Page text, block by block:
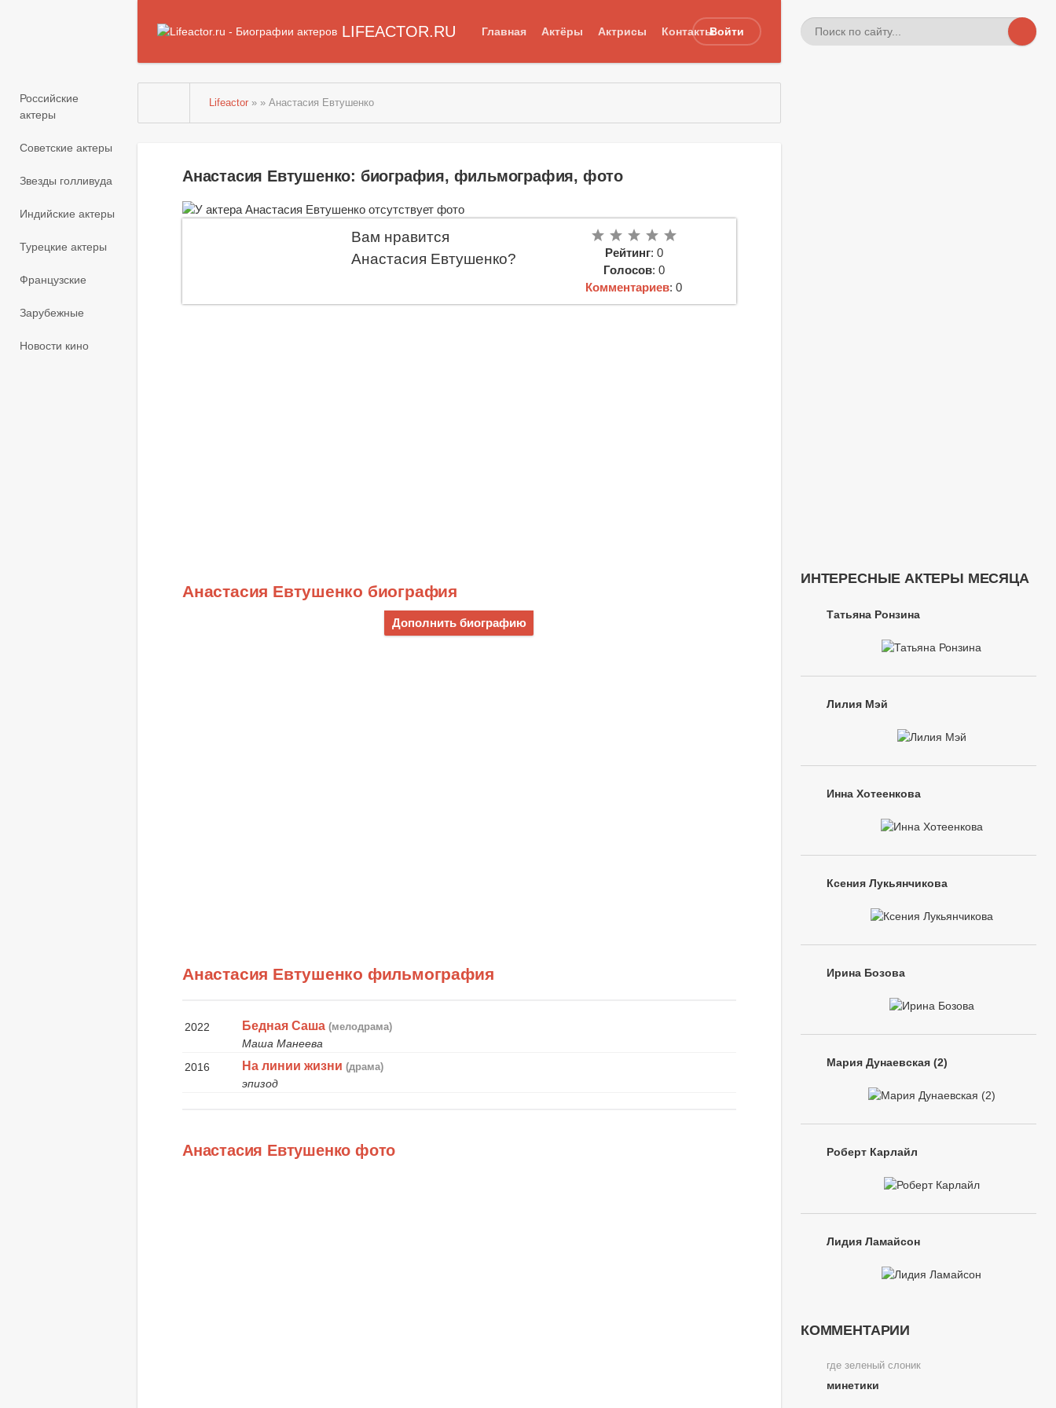
LIFEACTOR.RU Главная Актёры Актрисы КонтактыВойти
Российские
актеры
Советские актеры
Звезды голливуда
Индийские актеры
Турецкие актеры
Французские
Зарубежные
Новости кино
Lifeactor » » Анастасия Евтушенко
Анастасия Евтушенко: биография, фильмография, фото
Вам нравится
Анастасия Евтушенко?
Рейтинг: 0
Голосов: 0
Комментариев: 0
Анастасия Евтушенко биография
Дополнить биографию
Анастасия Евтушенко фильмография
2022 Бедная Саша (мелодрама)
Маша Манеева
2016
На линии жизни (драма)
эпизод
Анастасия Евтушенко фото
ИНТЕРЕСНЫЕ АКТЕРЫ МЕСЯЦА
Татьяна Ронзина
Лилия Мэй
Инна Хотеенкова
Ксения Лукьянчикова
Ирина Бозова
Мария Дунаевская (2)
Роберт Карлайл
Лидия Ламайсон
КОММЕНТАРИИ
где зеленый слоник
минетики